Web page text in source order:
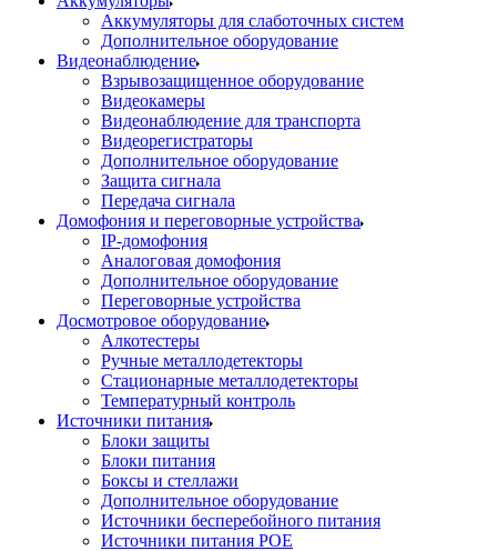
Аккумуляторы для слаботочных систем
Дополнительное оборудование
Видеонаблюдение
Взрывозащищенное оборудование
Видеокамеры
Видеонаблюдение для транспорта
Видеорегистраторы
Дополнительное оборудование
Защита сигнала
Передача сигнала
Домофония и переговорные устройства
IP-домофония
Аналоговая домофония
Дополнительное оборудование
Переговорные устройства
Досмотровое оборудование
Алкотестеры
Ручные металлодетекторы
Стационарные металлодетекторы
Температурный контроль
Источники питания
Блоки защиты
Блоки питания
Боксы и стеллажи
Дополнительное оборудование
Источники бесперебойного питания
Источники питания POE